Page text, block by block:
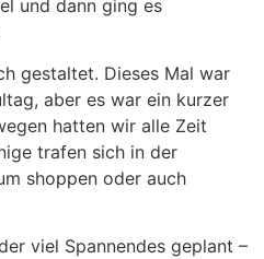
und dann ging es
gestaltet. Dieses Mal war
aber es war ein kurzer
hatten wir alle Zeit
trafen sich in der
shoppen oder auch
viel Spannendes geplant –